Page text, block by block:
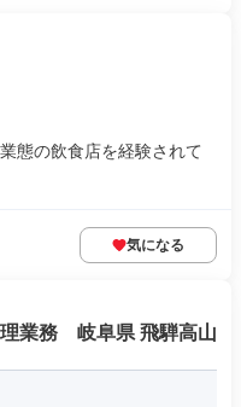
態の飲食店を経験されて
気になる
理業務 岐阜県 飛騨高山